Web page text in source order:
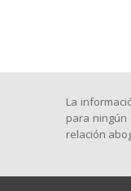
La
para ningún
relación